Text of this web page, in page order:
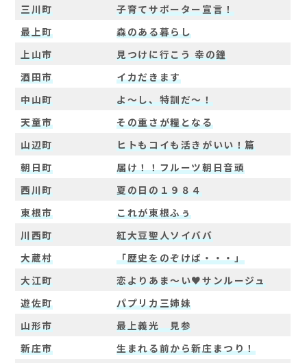
三川町
子育てサポーター宣言！
最上町
森のある暮らし
上山市
見つけに行こう 幸の鐘
酒田市
イカだきます
中山町
よ～し、特訓だ～！
天童市
その重さが糧となる
山辺町
ヒトもコイも活きがいい！篇
朝日町
届け！！フルーツ朝日音頭
西川町
夏の日の１９８４
東根市
これが東根ふぅ
川西町
紅大豆聖人ソイババ
大蔵村
「歴史をのぞけば・・・」
大江町
恋よりあま～い♥サンルージュ
遊佐町
パプリカ三姉妹
山形市
最上義光 見参
新庄市
生まれる前から新庄まつり！